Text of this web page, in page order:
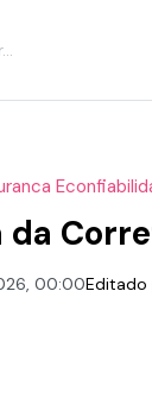
00:00Editado